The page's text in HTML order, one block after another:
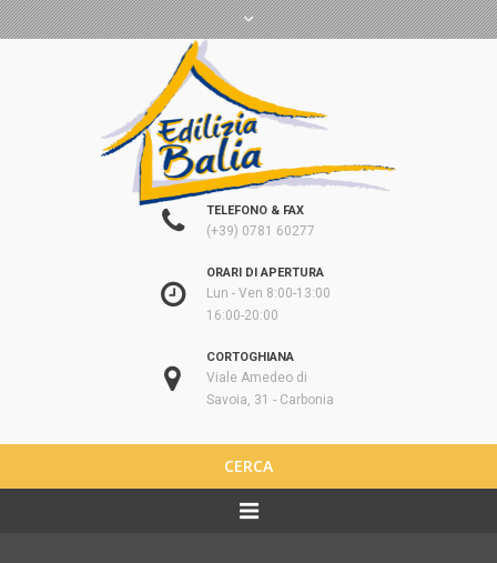
TELEFONO & FAX
(+39) 0781 60277
ORARI DI APERTURA
Lun - Ven 8:00-13:00
16:00-20:00
CORTOGHIANA
Viale Amedeo di
Savoia, 31 - Carbonia
CERCA